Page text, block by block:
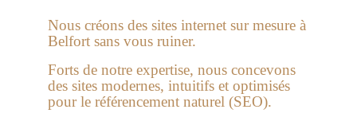
Nous créons des sites internet sur mesure à
Belfort sans vous ruiner.
Forts de notre expertise, nous concevons
des sites modernes, intuitifs et optimisés
pour le référencement naturel (SEO).